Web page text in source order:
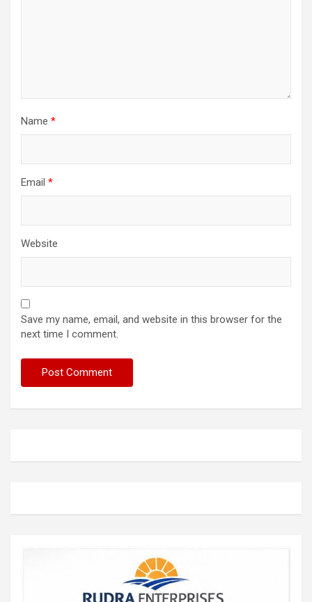
Name *
Email *
Website
Save my name, email, and website in this browser for the
next time I comment.